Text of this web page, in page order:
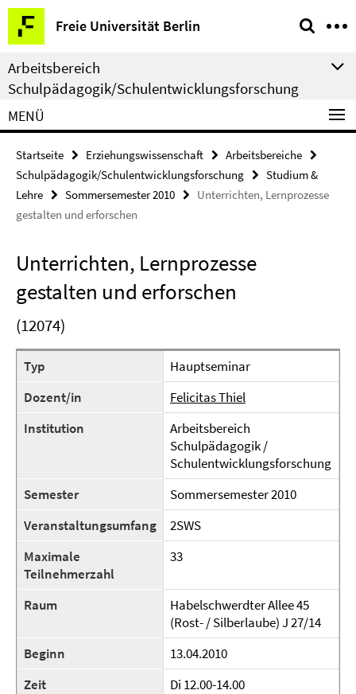
Springe
direkt
zu
Inhalt
Freie Universität Berlin
Service-
Navigation
Arbeitsbereich
Schulpädagogik/Schulentwicklungsforschung
MENÜ
Startseite Erziehungswissenschaft
Arbeitsbereiche
Schulpädagogik/Schulentwicklungsforschung
Studium &
Lehre
Sommersemester 2010
Unterrichten, Lernprozesse
gestalten und erforschen
Unterrichten, Lernprozesse
gestalten und erforschen
(12074)
Typ
Hauptseminar
Dozent/in
Felicitas Thiel
Institution
Arbeitsbereich
Schulpädagogik /
Schulentwicklungsforschung
Semester
Sommersemester 2010
Veranstaltungsumfang
2SWS
Maximale
Teilnehmerzahl
33
Raum
Habelschwerdter Allee 45
(Rost- / Silberlaube) J 27/14
Beginn
13.04.2010
Zeit
Di 12.00-14.00